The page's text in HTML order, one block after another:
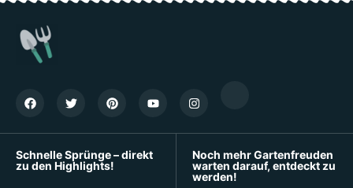
Schnelle Sprünge – direkt
zu den Highlights!
Noch mehr Gartenfreuden
warten darauf, entdeckt zu
werden!